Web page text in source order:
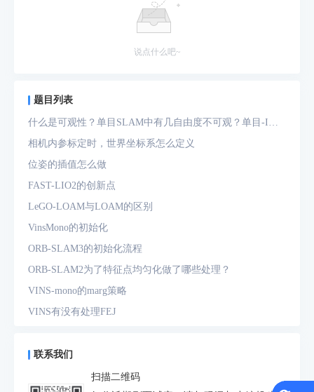
说点什么吧~
题目列表
什么是可观性？单目SLAM中有几自由度不可观？单目-IMU
系统中有几自由度不可观？
相机内参标定时，世界坐标系怎么定义
位姿的插值怎么做
FAST-LIO2的创新点
LeGO-LOAM与LOAM的区别
VinsMono的初始化
ORB-SLAM3的初始化流程
ORB-SLAM2为了特征点均匀化做了哪些处理？
VINS-mono的marg策略
VINS有没有处理FEJ
预积分中的bias如何处理
为什么要进行预积分
联系我们
扫描二维码